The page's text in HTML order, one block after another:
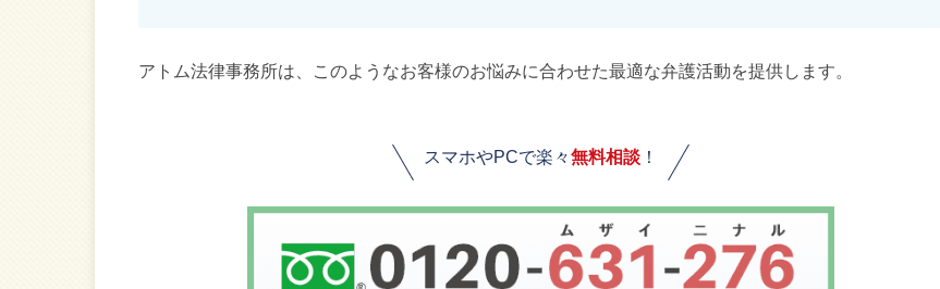
アトム法律事務所は、このようなお客様のお悩みに合わせた最適な弁護活動を提供します。
スマホやPCで楽々無料相談 ！